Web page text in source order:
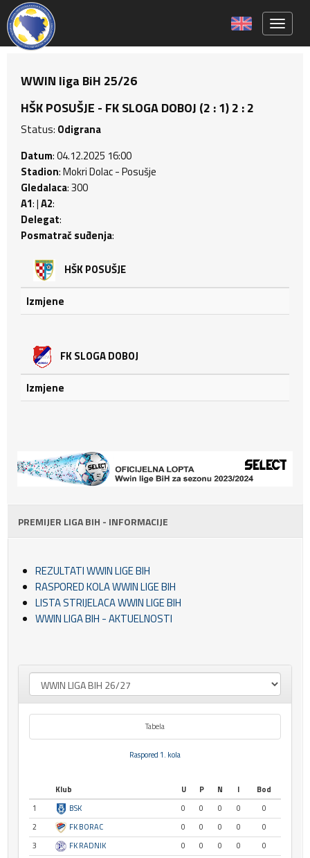
WWIN liga BiH 25/26
HŠK POSUŠJE - FK SLOGA DOBOJ (2 : 1) 2 : 2
Status: Odigrana
Datum: 04.12.2025 16:00
Stadion: Mokri Dolac - Posušje
Gledalaca: 300
A1: |A2:
Delegat:
Posmatrač suđenja:
HŠK POSUŠJE
Izmjene
FK SLOGA DOBOJ
Izmjene
PREMIJER LIGA BIH - INFORMACIJE
REZULTATI WWIN LIGE BIH
RASPORED KOLA WWIN LIGE BIH
LISTA STRIJELACA WWIN LIGE BIH
WWIN LIGA BIH - AKTUELNOSTI
Tabela
Raspored 1. kola
Klub U P N I
Bod
1
BSK 0 0 0 0
0
2
FK BORAC 0 0 0 0
0
3
FK RADNIK 0 0 0 0
0